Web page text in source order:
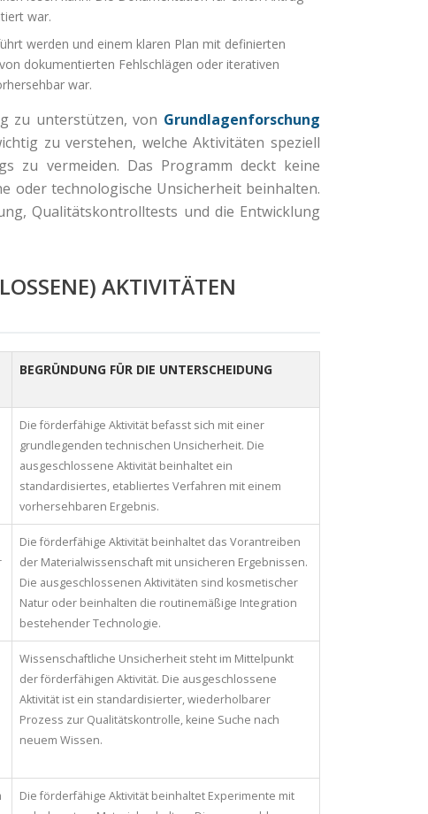
war.
werden und einem klaren Plan mit definierten
dokumentierten Fehlschlägen oder iterativen
war.
zu unterstützen, von Grundlagenforschung
zu verstehen, welche Aktivitäten speziell
zu vermeiden. Das Programm deckt keine
oder technologische Unsicherheit beinhalten.
Qualitätskontrolltests und die Entwicklung
AKTIVITÄTEN
BEGRÜNDUNG FÜR DIE UNTERSCHEIDUNG
Die förderfähige Aktivität befasst sich mit einer
grundlegenden technischen Unsicherheit. Die
ausgeschlossene Aktivität beinhaltet ein
standardisiertes, etabliertes Verfahren mit einem
vorhersehbaren Ergebnis.
Die förderfähige Aktivität beinhaltet das Vorantreiben
der Materialwissenschaft mit unsicheren Ergebnissen.
Die ausgeschlossenen Aktivitäten sind kosmetischer
Natur oder beinhalten die routinemäßige Integration
bestehender Technologie.
Wissenschaftliche Unsicherheit steht im Mittelpunkt
der förderfähigen Aktivität. Die ausgeschlossene
Aktivität ist ein standardisierter, wiederholbarer
Prozess zur Qualitätskontrolle, keine Suche nach
neuem Wissen.
Die förderfähige Aktivität beinhaltet Experimente mit